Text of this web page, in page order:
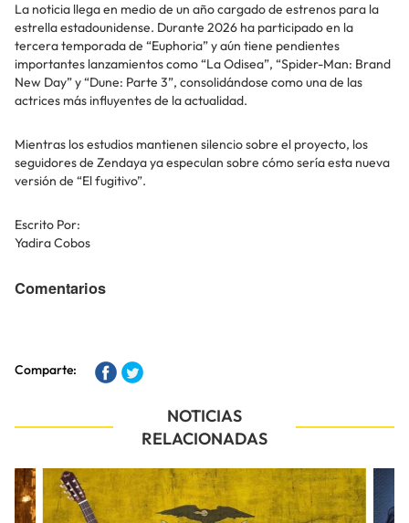
La noticia llega en medio de un año cargado de estrenos para la
estrella estadounidense. Durante 2026 ha participado en la
tercera temporada de “Euphoria” y aún tiene pendientes
importantes lanzamientos como “La Odisea”, “Spider-Man: Brand
New Day” y “Dune: Parte 3”, consolidándose como una de las
actrices más influyentes de la actualidad.
Mientras los estudios mantienen silencio sobre el proyecto, los
seguidores de Zendaya ya especulan sobre cómo sería esta nueva
versión de “El fugitivo”.
Escrito Por:
Yadira Cobos
Comentarios
Comparte:
NOTICIAS
RELACIONADAS